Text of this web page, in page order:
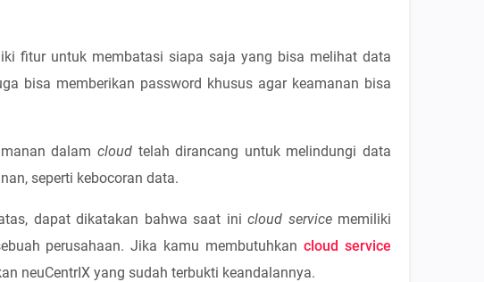
fitur untuk membatasi siapa saja yang bisa melihat data
bisa memberikan password khusus agar keamanan bisa
dalam cloud telah dirancang untuk melindungi data
seperti kebocoran data.
dapat dikatakan bahwa saat ini cloud servicememiliki
perusahaan. Jika kamu membutuhkancloud service
neuCentrIX yang sudah terbukti keandalannya.